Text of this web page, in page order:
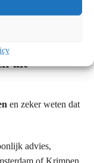
uit
en zeker weten dat
advies,
of Krimpen